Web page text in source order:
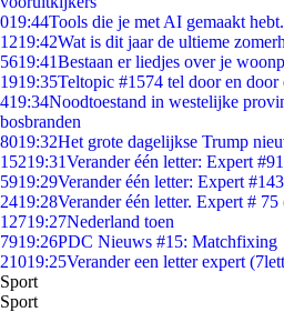
019:44Tools die je met AI gemaakt hebt.
1219:42Wat is dit jaar de ultieme
5619:41Bestaan er liedjes over je
1919:35Teltopic #1574 tel door en door
419:34Noodtoestand in westelijke
bosbranden
8019:32Het grote dagelijkse Trump
15219:31Verander één letter: Expert
5919:29Verander één letter: Expert
2419:28Verander één letter. Expert # 75
12719:27Nederland toen
7919:26PDC Nieuws #15: Matchfixing
21019:25Verander een letter expert
Sport
Sport